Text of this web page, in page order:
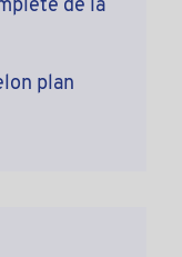
de la
plan